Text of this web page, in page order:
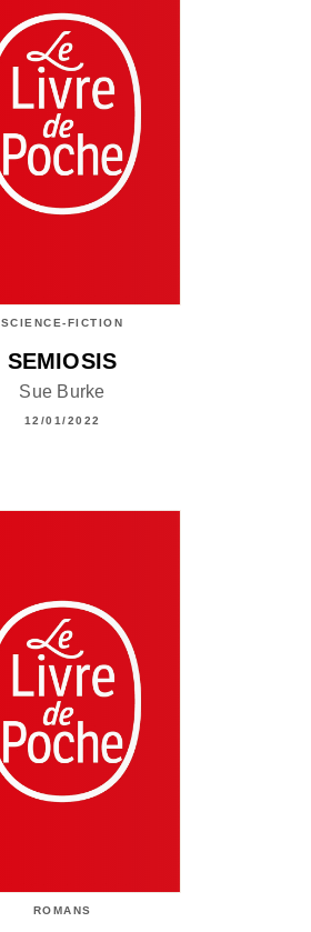
SCIENCE-FICTION
SEMIOSIS
Sue Burke
12/01/2022
ROMANS